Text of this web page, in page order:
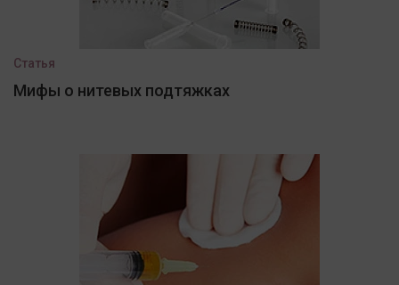
Статья
Мифы о нитевых подтяжках